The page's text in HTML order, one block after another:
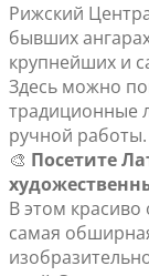
Рижский
бывших
крупнейших и
Здесь можно
традиционные
ручной работы.
🎨 Посетите
В этом
самая